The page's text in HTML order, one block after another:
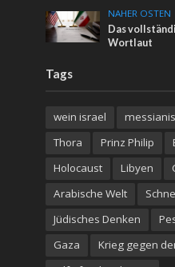
NAHER OSTEN
Das
Wortlaut
Tags
wein israel
Thora
Prinz Philip
Holocaust
Libyen
Arabische Welt
Jüdisches Denken
Gaza
Krieg gegen